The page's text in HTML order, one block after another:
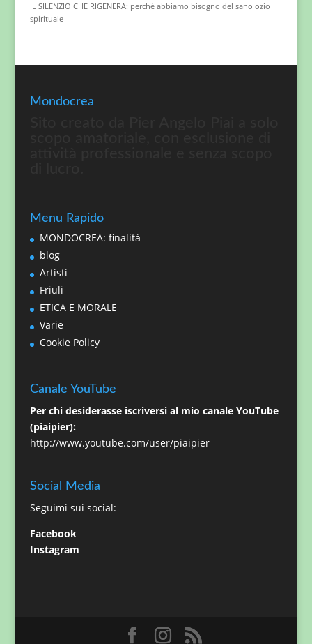
IL SILENZIO CHE RIGENERA: perché abbiamo bisogno del sano ozio
spirituale
Mondocrea
Menu Rapido
MONDOCREA: finalità
blog
Artisti
Friuli
ETICA E MORALE
Varie
Cookie Policy
Canale YouTube
Per chi desiderasse iscriversi al mio canale YouTube
(piaipier):
http://www.youtube.com/user/piaipier
Social Media
Seguimi sui social:
Facebook
Instagram